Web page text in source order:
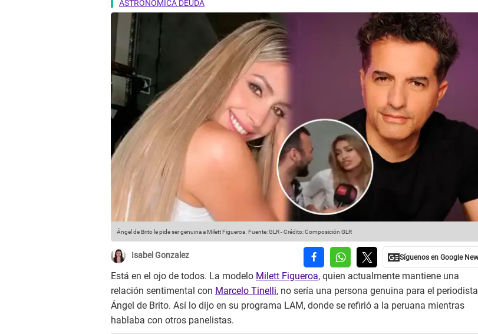
ASTRONÓMICA DEUDA
Ángel de Brito le pide ser genuina a Milett Figueroa. Fuente: GLR-Crédito: Composición GLR
Isabel Gonzalez
Está en el ojo de todos. La modelo Milett Figueroa, quien actualmente mantiene una
relación sentimental con Marcelo Tinelli, no sería una persona genuina para el periodista
Ángel de Brito. Así lo dijo en su programa LAM, donde se refirió a la peruana mientras
hablaba con otros panelistas.